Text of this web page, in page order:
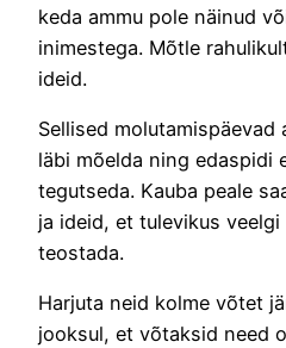
keda ammu pole näinud
inimestega. Mõtle
ideid.
Sellised molutamispäevad
läbi mõelda ning edaspidi
tegutseda. Kauba peale
ja ideid, et tulevikus veelgi
teostada.
Harjuta neid kolme võtet
jooksul, et võtaksid need